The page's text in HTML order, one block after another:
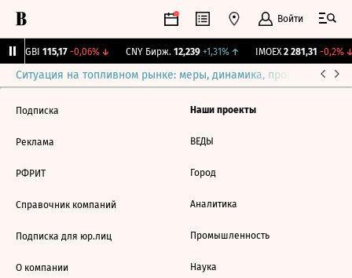
Войти
RGBI 115,17 -0,06%↓ CNY Бирж. 12,239 +1,31%↑ IMOEX 2 281,31 -0,2%↓
Ситуация на топливном рынке: меры, динамика, прогнозы
Подписка
Реклама
РФРИТ
Справочник компаний
Подписка для юр.лиц
О компании
Наши проекты
ВЕДЫ
Город
Аналитика
Промышленность
Наука